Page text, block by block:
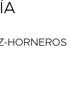
HORNEROS